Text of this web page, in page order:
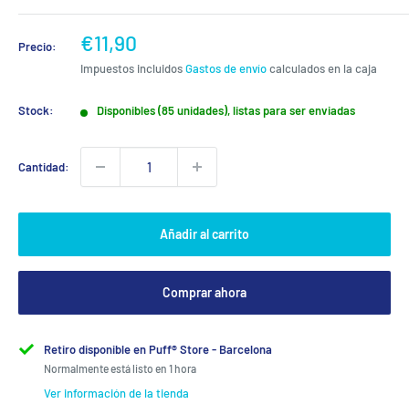
Precio:
Precio
de
venta
€11,90
Impuestos incluidosGastos de envíocalculados en la caja
Stock: Disponibles (85 unidades), listas para ser enviadas
Cantidad:
Añadir al carrito
Comprar ahora
Retiro disponible en Puff® Store - Barcelona
Normalmente está listo en 1 hora
Ver información de la tienda